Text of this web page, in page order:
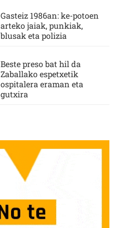
Gasteiz 1986an: ke-potoen
arteko jaiak, punkiak,
blusak eta polizia
Beste preso bat hil da
Zaballako espetxetik
ospitalera eraman eta
gutxira